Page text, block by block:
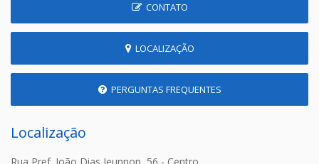
CONTATO
LOCALIZAÇÃO
PERGUNTAS FREQUENTES
Localização